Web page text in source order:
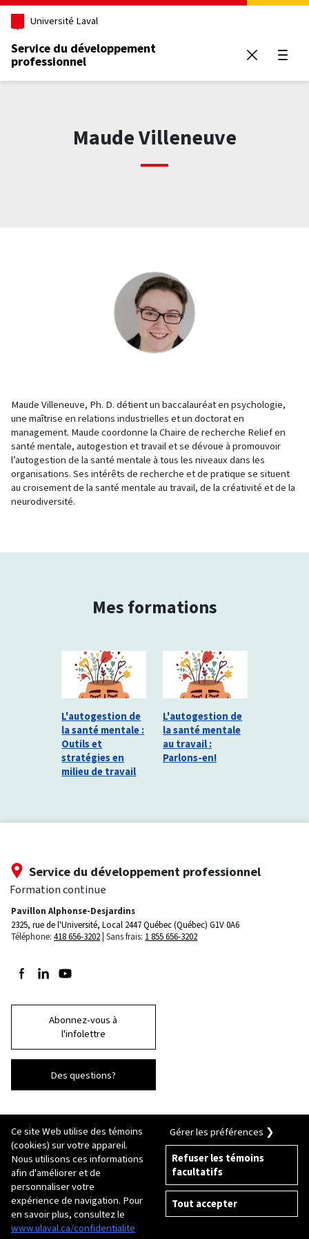
Aller au contenu principal
Université Laval
Service du développement
professionnel
Maude Villeneuve
Maude Villeneuve, Ph. D. détient un baccalauréat en psychologie,
une maîtrise en relations industrielles et un doctorat en
management. Maude coordonne la Chaire de recherche Relief en
santé mentale, autogestion et travail et se dévoue à promouvoir
l’autogestion de la santé mentale à tous les niveaux dans les
organisations. Ses intérêts de recherche et de pratique se situent
au croisement de la santé mentale au travail, de la créativité et de la
neurodiversité.
Mes formations
L'autogestion de
la santé mentale :
Outils et
stratégies en
milieu de travail
L'autogestion de
la santé mentale
au travail :
Parlons-en!
Service du développement professionnel
Formation continue
Pavillon Alphonse-Desjardins
2325, rue de l'Université, Local 2447Québec (Québec) G1V 0A6
Téléphone: 418 656-3202 Sans frais: 1 855 656-3202
Suivez-nous sur Facebook
Suivez-nous sur LinkedIn
Suivez-nous sur Youtube
Abonnez-vous à
l'infolettre
Des questions?
© 2026 Université Laval
Tous droits réservés
Conditions générales d'utilisation
Fraude en ligne
Politique de confidentialité
Paramétrer les témoins
Ce site Web utilise des témoins
(cookies) sur votre appareil.
Nous utilisons ces informations
afin d'améliorer et de
personnaliser votre
expérience de navigation. Pour
en savoir plus, consultez le
www.ulaval.ca/confidentialite
Gérer les préférences ❯
Refuser les témoins
facultatifs
Tout accepter